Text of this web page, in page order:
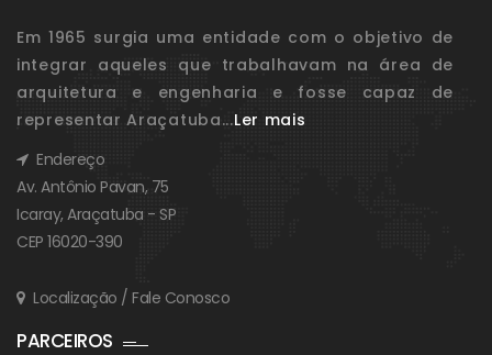
Em 1965 surgia uma entidade com o objetivo de
integrar aqueles que trabalhavam na área de
arquitetura e engenharia e fosse capaz de
representar Araçatuba...Ler mais
Endereço
Av. Antônio Pavan, 75
Icaray, Araçatuba - SP
CEP 16020-390
Localização / Fale Conosco
PARCEIROS